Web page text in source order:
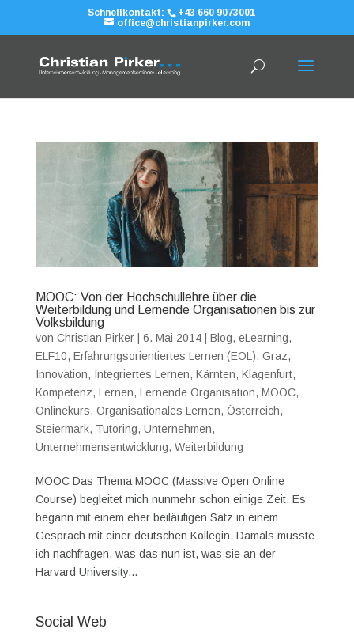
Schnellkontakt:
+43 660 9073001
office@christianpirker.com
MOOC: Von der Hochschullehre über die
Weiterbildung und Lernende Organisationen bis zur
Volksbildung
von Christian Pirker| 6. Mai 2014| Blog, eLearning,
ELF10, Erfahrungsorientiertes Lernen (EOL), Graz,
Innovation, Integriertes Lernen, Kärnten, Klagenfurt,
Kompetenz, Lernen, Lernende Organisation, MOOC,
Onlinekurs, Organisationales Lernen, Österreich,
Steiermark, Tutoring, Unternehmen,
Unternehmensentwicklung, Weiterbildung
MOOC Das Thema MOOC (Massive Open Online
Course) begleitet mich nunmehr schon einige Zeit. Es
begann mit einem eher beiläufigen Satz in einem
Gespräch mit einer deutschen Kollegin. Damals musste
ich nachfragen, was das nun ist, was sie an der
Harvard University...
Social Web